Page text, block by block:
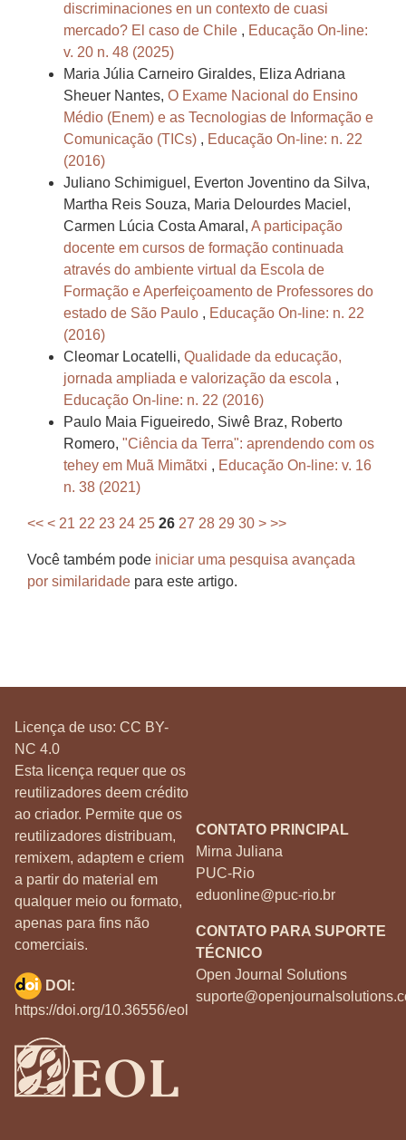
discriminaciones en un contexto de cuasi
mercado? El caso de Chile , Educação On-line:
v. 20 n. 48 (2025)
Maria Júlia Carneiro Giraldes, Eliza Adriana
Sheuer Nantes, O Exame Nacional do Ensino
Médio (Enem) e as Tecnologias de Informação e
Comunicação (TICs) , Educação On-line: n. 22
(2016)
Juliano Schimiguel, Everton Joventino da Silva,
Martha Reis Souza, Maria Delourdes Maciel,
Carmen Lúcia Costa Amaral, A participação
docente em cursos de formação continuada
através do ambiente virtual da Escola de
Formação e Aperfeiçoamento de Professores do
estado de São Paulo , Educação On-line: n. 22
(2016)
Cleomar Locatelli, Qualidade da educação,
jornada ampliada e valorização da escola ,
Educação On-line: n. 22 (2016)
Paulo Maia Figueiredo, Siwê Braz, Roberto
Romero, "Ciência da Terra": aprendendo com os
tehey em Muã Mimãtxi , Educação On-line: v. 16
n. 38 (2021)
<< < 21 22 23 24 25 26 27 28 29 30 > >>
Você também pode iniciar uma pesquisa avançada
por similaridade para este artigo.
Licença de uso: CC BY-
NC 4.0
Esta licença requer que os
reutilizadores deem crédito
ao criador. Permite que os
reutilizadores distribuam,
remixem, adaptem e criem
a partir do material em
qualquer meio ou formato,
apenas para fins não
comerciais.
CONTATO PRINCIPAL
Mirna Juliana
PUC-Rio
eduonline@puc-rio.br
CONTATO PARA SUPORTE
TÉCNICO
Open Journal Solutions
DOI:
https://doi.org/10.36556/eol